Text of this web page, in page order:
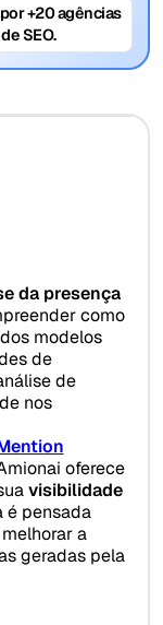
+20 agências
de SEO.
da presença
como
modelos
de
de
nos
oferece
visibilidade
é pensada
a
geradas pela